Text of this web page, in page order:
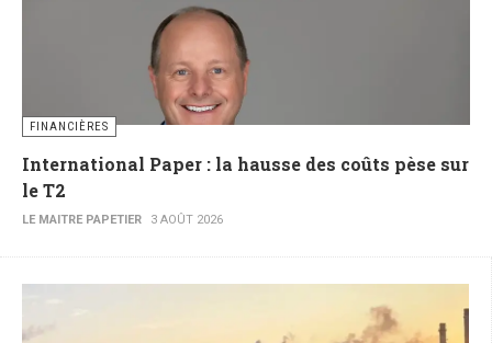
FINANCIÈRES
International Paper : la hausse des coûts pèse sur
le T2
LE MAITRE PAPETIER 3 AOÛT 2026